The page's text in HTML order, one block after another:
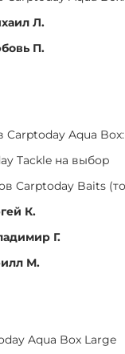
Л.
П.
Aqua
Tackle на выбор
Carptoday Baits
К.
Г.
М.
Aqua Box Large